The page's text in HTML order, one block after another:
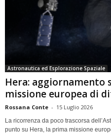
Astronautica ed Esplorazione Spaziale
Hera: aggiornamento
missione europea di
Rossana Conte - 15 Luglio 2026
La ricorrenza da poco trascorsa
punto su Hera, la prima missione